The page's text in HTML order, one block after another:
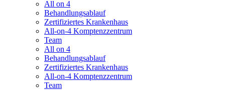
All on 4
Behandlungsablauf
Zertifiziertes Krankenhaus
All-on-4 Komptenzzentrum
Team
All on 4
Behandlungsablauf
Zertifiziertes Krankenhaus
All-on-4 Komptenzzentrum
Team